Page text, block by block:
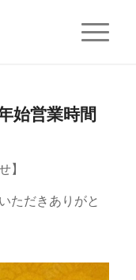
始営業時間
】
ただきありがと